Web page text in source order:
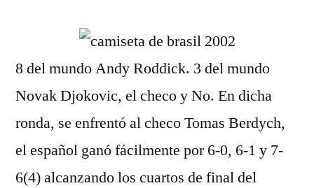
8 del mundo Andy Roddick. 3 del mundo
Novak Djokovic, el checo y No. En dicha
ronda, se enfrentó al checo Tomas Berdych,
el español ganó fácilmente por 6-0, 6-1 y 7-
6(4) alcanzando los cuartos de final del